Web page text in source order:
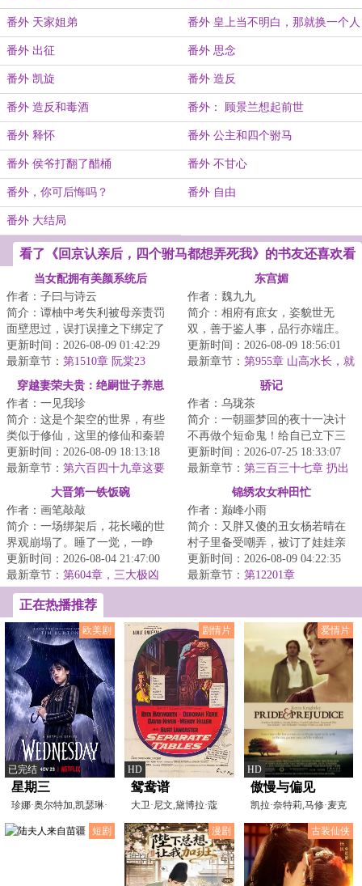
番外 天家姐弟 番外 皇上当不明白，那就换一个人
当
番外 出征 番外 思念
番外 凯旋 番外 造反
番外 造反和毒酒 番外： 顾景兰想起前世
番外 释怀 番外 公主和四个驸马
番外 侯爷打翻了醋桶 番外 不甘心
番外，你可后悔吗？ 番外 自由
番外 大结局
看了《回京认亲后，四个驸马都想弄死我》的书友还喜欢看
当女配拥有美颜系统后
作者：子曰与诗云
简介：谭柚中考失利被母亲责罚
面壁思过，误打误撞之下绑定了
初出茅庐的美颜系统。谭柚本以
为系统是天降救...
更新时间：2026-08-09 01:42:29
最新章节： 第1510章 阮棠23
东宫媚
作者：魏九九
简介：相府有庶女，姿貌世无
双，善于鉴人事，品行亦端庄。
美中不足的是，姻缘太波折。第
一次议婚，被太后...
更新时间：2026-08-09 18:56:01
最新章节： 第955章 山高水长，就
穿越妻荣夫贵：绝嗣世子养崽
作者：一见我珍
简介：这是个架空的世界，有些
类似于修仙，这里的修仙和秦碧
已知的完全不一样，这个世界以
福气、气运为主...
更新时间：2026-08-09 18:13:18
最新章节： 第六百四十九章这要
是秦荷找到的
骄记
作者：乌珑茶
简介：一朝噩梦回的夜十一决计
不再做个短命鬼！给自已立下三
条规矩：一，强身健体；二，十
九岁前不谈婚不...
更新时间：2026-07-25 18:33:07
最新章节： 第三百三十七章 扔出
大晋第一铁饭碗
作者：画笔敲敲
简介：一场绑架后，花长曦的世
界观崩塌了。睡了一觉，一睁
眼，视线里就浮现出了一行字：
[境界：练气境/]...
更新时间：2026-08-04 21:47:00
最新章节： 第604章，三大极凶
（下）
锦绣农女种田忙
作者：巅峰小雨
简介：又胖又傻的丑女杨若晴在
村子里备受嘲弄，被订了娃娃亲
的男人逼迫跳河。再次醒来，身
体里灵魂被顶级...
更新时间：2026-08-09 04:22:35
最新章节： 第12201章
正在热播推荐
欧美剧
已完结
星期三
珍娜·奥尔特加,凯瑟琳·
泽塔-琼斯,路易斯
剧情片
HD
鸳鸯谱
大卫·尼文,黛博拉·蔻
儿,温蒂·希勒,伯特
爱情片
HD
傲慢与偏见
凯拉·奈特莉,马修·麦克
费登,唐纳德·萨瑟
短剧
漫剧 古装仙侠